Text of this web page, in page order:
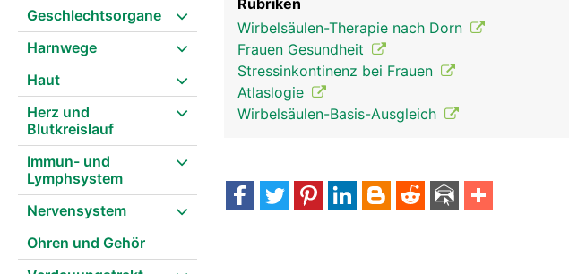
Geschlechtsorgane
Harnwege
Haut
Herz und
Blutkreislauf
Immun- und
Lymphsystem
Nervensystem
Ohren und Gehör
Rubriken
Wirbelsäulen-Therapie nach Dorn
Frauen Gesundheit
Stressinkontinenz bei Frauen
Atlaslogie
Wirbelsäulen-Basis-Ausgleich